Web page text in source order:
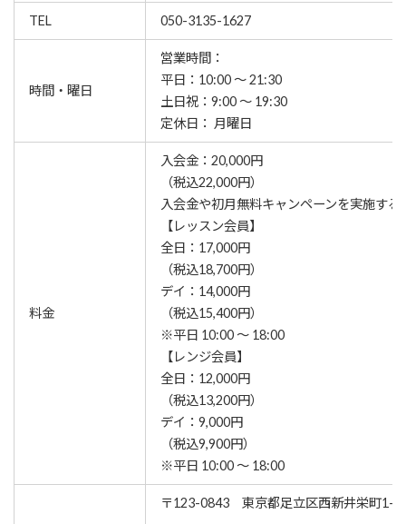
TEL 050-3135-1627
時間・曜日
営業時間：
平日：10:00 ～ 21:30
土日祝：9:00 ～ 19:30
定休日： 月曜日
料金
入会金：20,000円
（税込22,000円）
⼊会⾦や初月無料キャンペーンを実施す
【レッスン会員】
全日：17,000円
（税込18,700円）
デイ：14,000円
（税込15,400円）
※平日 10:00 ～ 18:00
【レンジ会員】
全日：12,000円
（税込13,200円）
デイ：9,000円
（税込9,900円）
※平日 10:00 ～ 18:00
〒123-0843 東京都足立区西新井栄町1-